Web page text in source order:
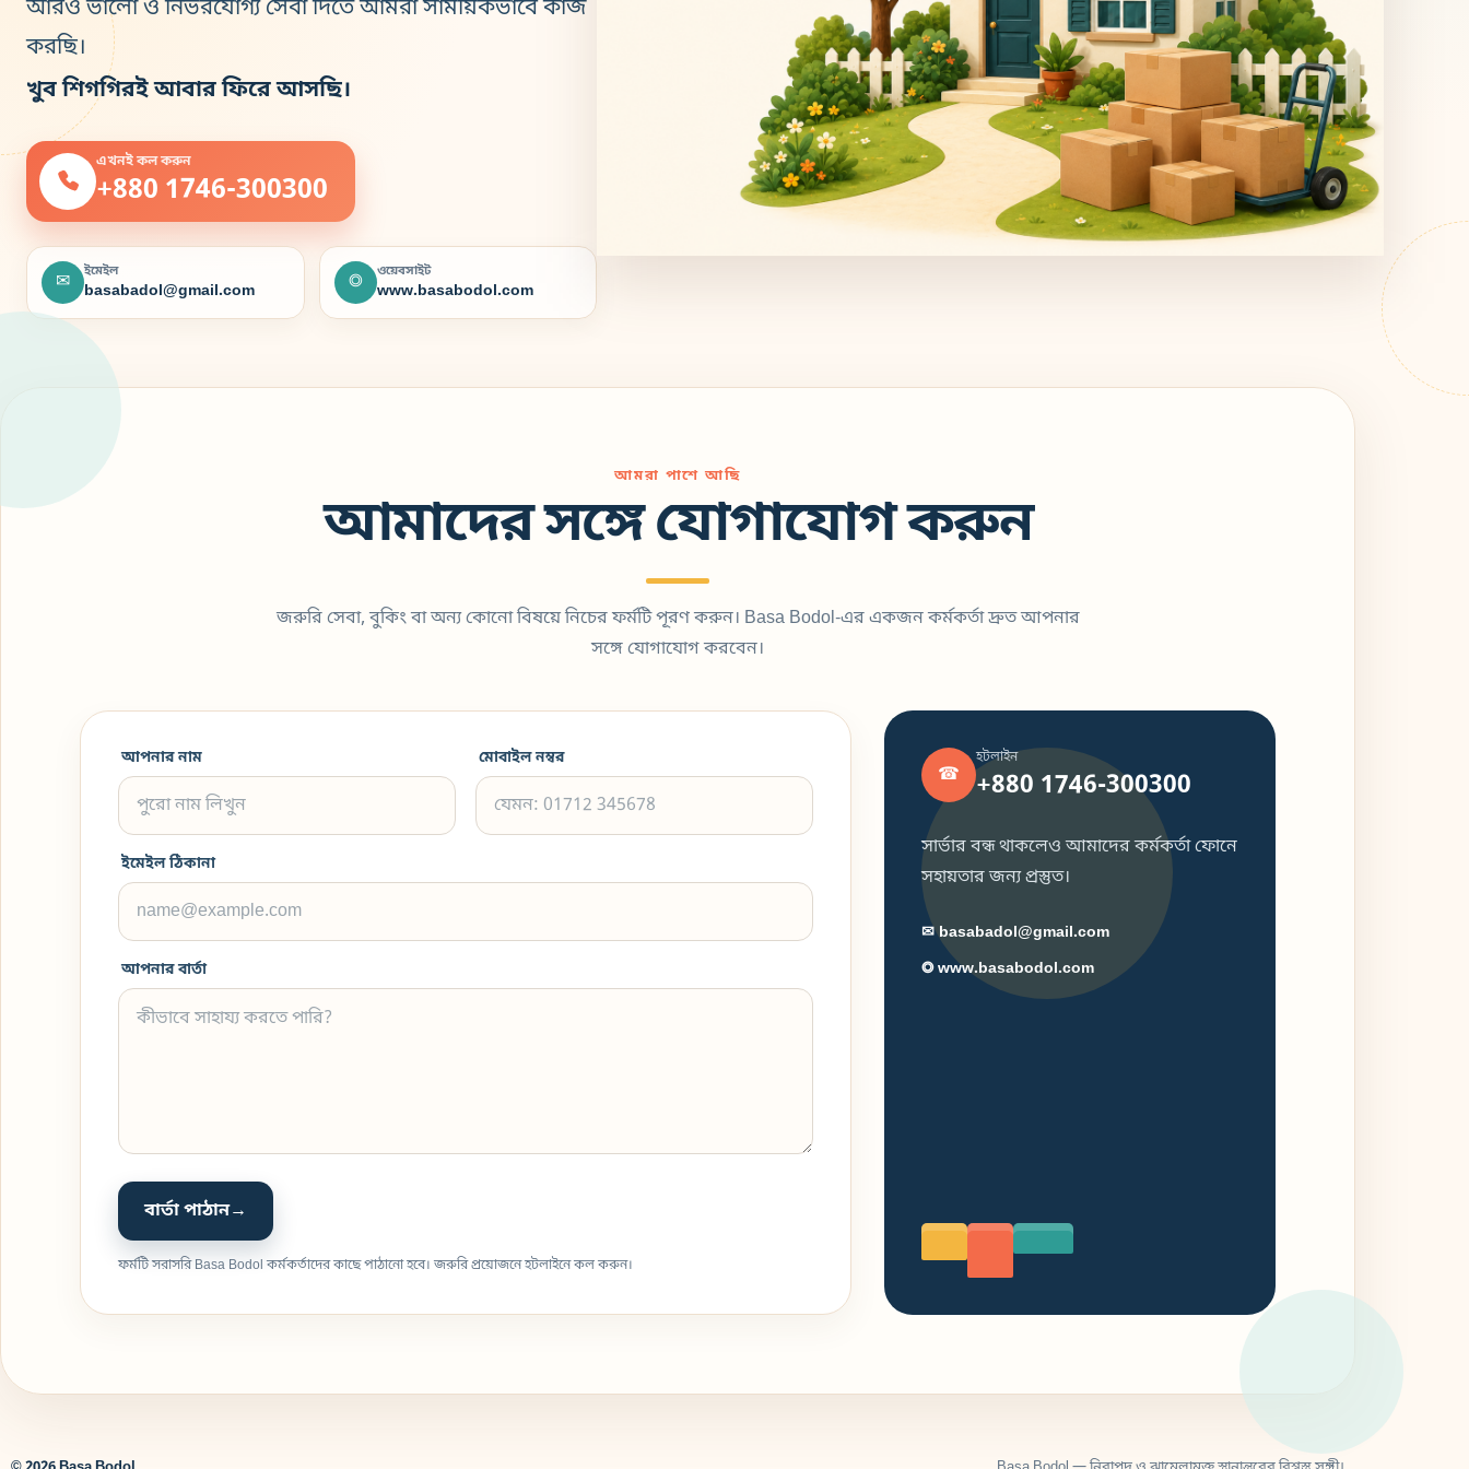
আরও ভালো ও নির্ভরযোগ্য সেবা দিতে আমরা সাময়িকভাবে কাজ
করছি।
খুব শিগগিরই আবার ফিরে আসছি।
এখনই কল করুন
+880 1746-300300
✉ ইমেইল
basabadol@gmail.com ◎ ওয়েবসাইট
www.basabodol.com
আমরা পাশে আছি
আমাদের সঙ্গে যোগাযোগ করুন
জরুরি সেবা, বুকিং বা অন্য কোনো বিষয়ে নিচের ফর্মটি পূরণ করুন। Basa Bodol-এর একজন কর্মকর্তা দ্রুত আপনার
সঙ্গে যোগাযোগ করবেন।
আপনার নাম মোবাইল নম্বর
ইমেইল ঠিকানা
আপনার বার্তা
বার্তা পাঠান→
ফর্মটি সরাসরি Basa Bodol কর্মকর্তাদের কাছে পাঠানো হবে। জরুরি প্রয়োজনে হটলাইনে কল করুন।
☎
হটলাইন
+880 1746-300300
সার্ভার বন্ধ থাকলেও আমাদের কর্মকর্তা ফোনে
সহায়তার জন্য প্রস্তুত।
✉ basabadol@gmail.com
◎ www.basabodol.com